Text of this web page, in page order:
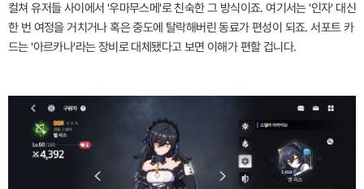
컬쳐 유저들 사이에서 '우마무스메'로 친숙한 그 방식이죠. 여기서는 '인자' 대신
한 번 여정을 거치거나 혹은 중도에 탈락해버린 동료가 편성이 되죠. 서포트 카
드는 '아르카나'라는 장비로 대체됐다고 보면 이해가 편할 겁니다.